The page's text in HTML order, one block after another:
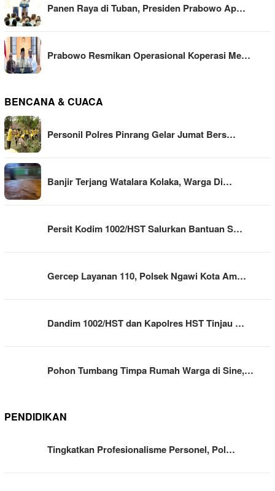
Panen Raya di Tuban, Presiden Prabowo Ap…
Prabowo Resmikan Operasional Koperasi Me…
BENCANA & CUACA
Personil Polres Pinrang Gelar Jumat Bers…
Banjir Terjang Watalara Kolaka, Warga Di…
Persit Kodim 1002/HST Salurkan Bantuan S…
Gercep Layanan 110, Polsek Ngawi Kota Am…
Dandim 1002/HST dan Kapolres HST Tinjau …
Pohon Tumbang Timpa Rumah Warga di Sine,…
PENDIDIKAN
Tingkatkan Profesionalisme Personel, Pol…